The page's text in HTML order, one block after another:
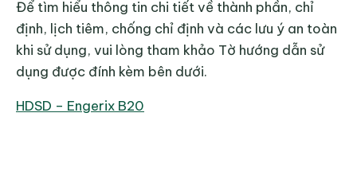
Để tìm hiểu thông tin chi tiết về thành phần, chỉ
định, lịch tiêm, chống chỉ định và các lưu ý an toàn
khi sử dụng, vui lòng tham khảo Tờ hướng dẫn sử
dụng được đính kèm bên dưới.
HDSD – Engerix B20